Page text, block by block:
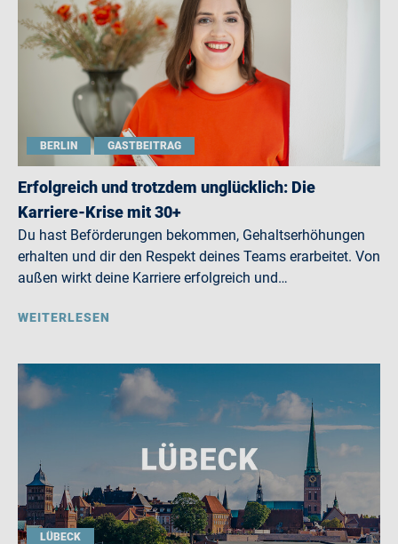
BERLIN GASTBEITRAG
Erfolgreich und trotzdem unglücklich: Die
Karriere-Krise mit 30+
Du hast Beförderungen bekommen, Gehaltserhöhungen
erhalten und dir den Respekt deines Teams erarbeitet. Von
außen wirkt deine Karriere erfolgreich und…
WEITERLESEN
LÜBECK